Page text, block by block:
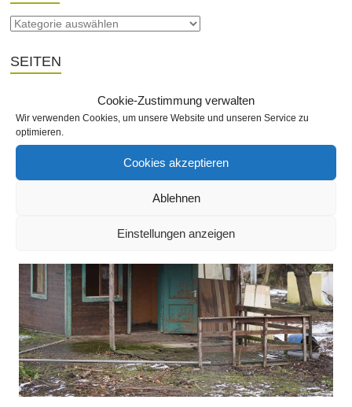
Cookie-Zustimmung verwalten
Wir verwenden Cookies, um unsere Website und unseren Service zu
optimieren.
Cookies akzeptieren
Ablehnen
Einstellungen anzeigen
SEITEN
SLIDESHOW